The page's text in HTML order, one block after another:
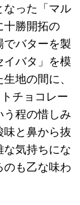
った「マル
十勝開拓の
バターを製
バタ」を模
地の間に、
チョコレー
う程の惜しみ
と鼻から抜
気持ちにな
も乙な味わ